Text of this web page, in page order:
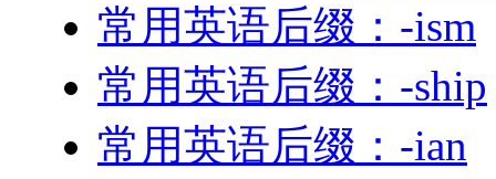
常用英语后缀：-ism
常用英语后缀：-ship
常用英语后缀：-ian